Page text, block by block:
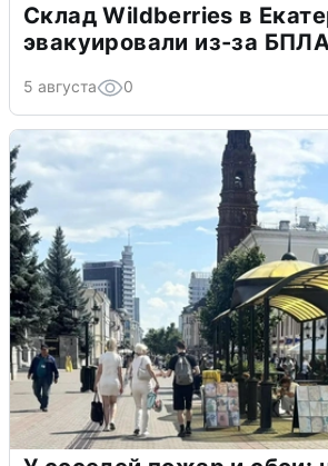
Склад Wildberries в
эвакуировали из-за
5 августа 0